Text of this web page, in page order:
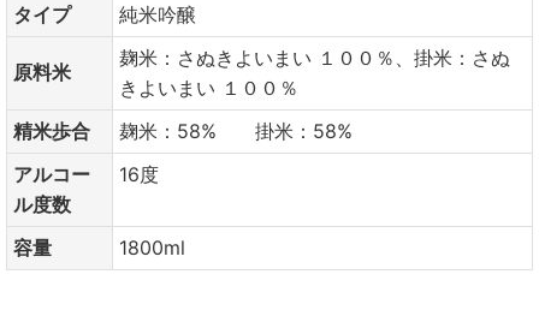
タイプ
純米吟醸
原料米
麹米：さぬきよいまい １００％、掛米：さぬ
きよいまい １００％
精米歩合
麹米：58% 掛米：58%
アルコー
ル度数
16度
容量 1800ml